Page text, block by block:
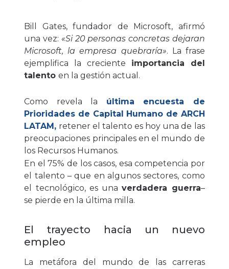
Bill Gates, fundador de Microsoft, afirmó
una vez: «Si 20 personas concretas dejaran
Microsoft, la empresa quebraría». La frase
ejemplifica la creciente importancia del
talentoen la gestión actual.
Como revela la última encuesta de
Prioridades de Capital Humano de ARCH
LATAM, retener el talento es hoy una de las
preocupaciones principales en el mundo de
los Recursos Humanos.
En el 75% de los casos, esa competencia por
el talento – que en algunos sectores, como
el tecnológico, es unaverdadera guerra–
se pierde en la última milla.
El trayecto hacia un nuevo
empleo
La metáfora del mundo de las carreras